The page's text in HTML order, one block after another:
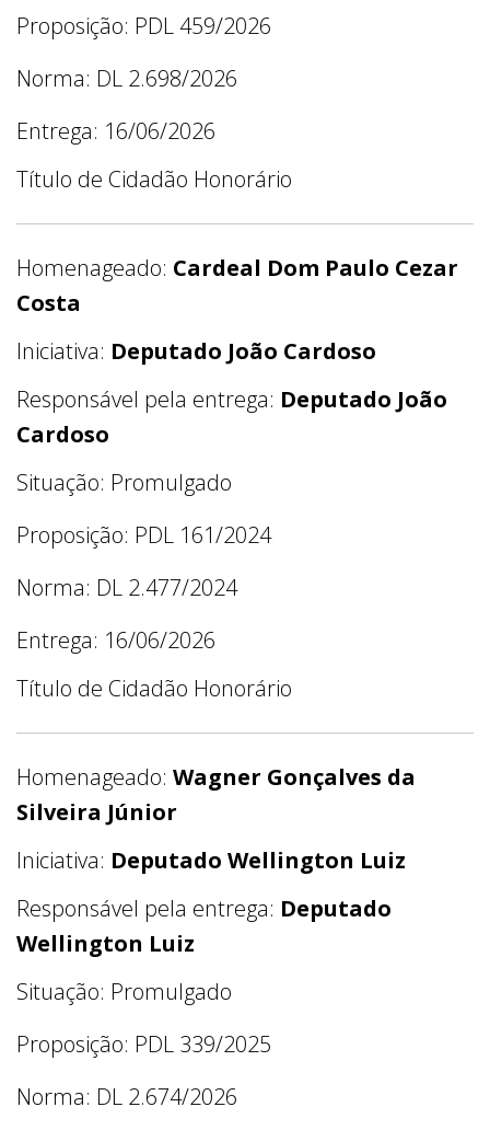
Proposição: PDL 459/2026
Norma: DL 2.698/2026
Entrega: 16/06/2026
Título de Cidadão Honorário
Homenageado: Cardeal Dom Paulo Cezar
Costa
Iniciativa: Deputado João Cardoso
Responsável pela entrega: Deputado João
Cardoso
Situação: Promulgado
Proposição: PDL 161/2024
Norma: DL 2.477/2024
Entrega: 16/06/2026
Título de Cidadão Honorário
Homenageado: Wagner Gonçalves da
Silveira Júnior
Iniciativa: Deputado Wellington Luiz
Responsável pela entrega: Deputado
Wellington Luiz
Situação: Promulgado
Proposição: PDL 339/2025
Norma: DL 2.674/2026